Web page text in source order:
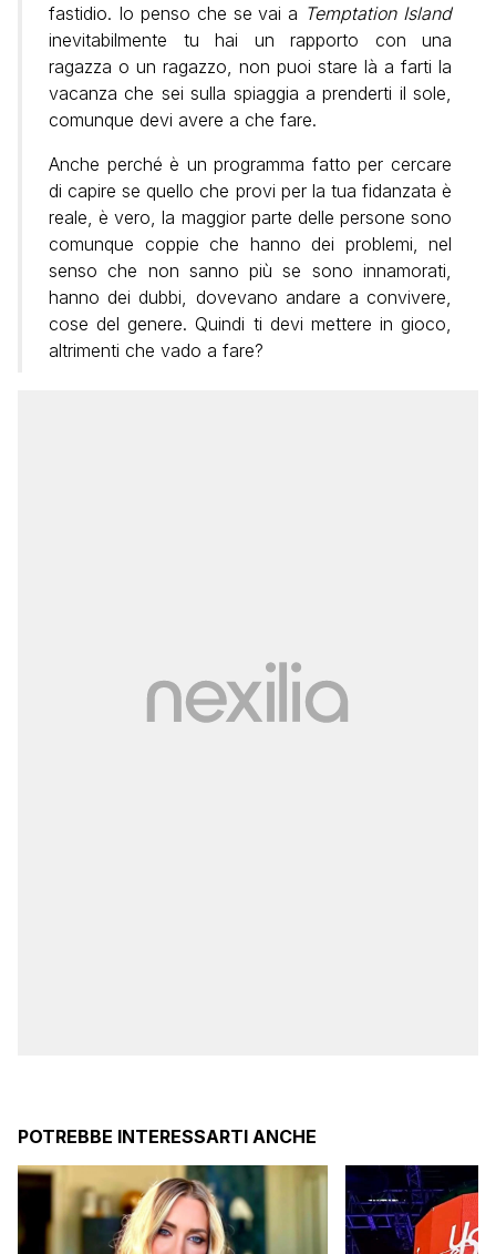
fastidio. Io penso che se vai a Temptation Island
inevitabilmente tu hai un rapporto con una
ragazza o un ragazzo, non puoi stare là a farti la
vacanza che sei sulla spiaggia a prenderti il sole,
comunque devi avere a che fare.
Anche perché è un programma fatto per cercare
di capire se quello che provi per la tua fidanzata è
reale, è vero, la maggior parte delle persone sono
comunque coppie che hanno dei problemi, nel
senso che non sanno più se sono innamorati,
hanno dei dubbi, dovevano andare a convivere,
cose del genere. Quindi ti devi mettere in gioco,
altrimenti che vado a fare?
POTREBBE INTERESSARTI ANCHE